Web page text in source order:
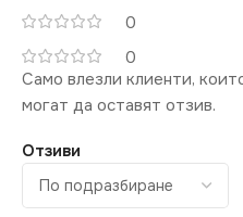
0
0
Отзиви
Само влезли клиенти,
могат да оставят отзив.